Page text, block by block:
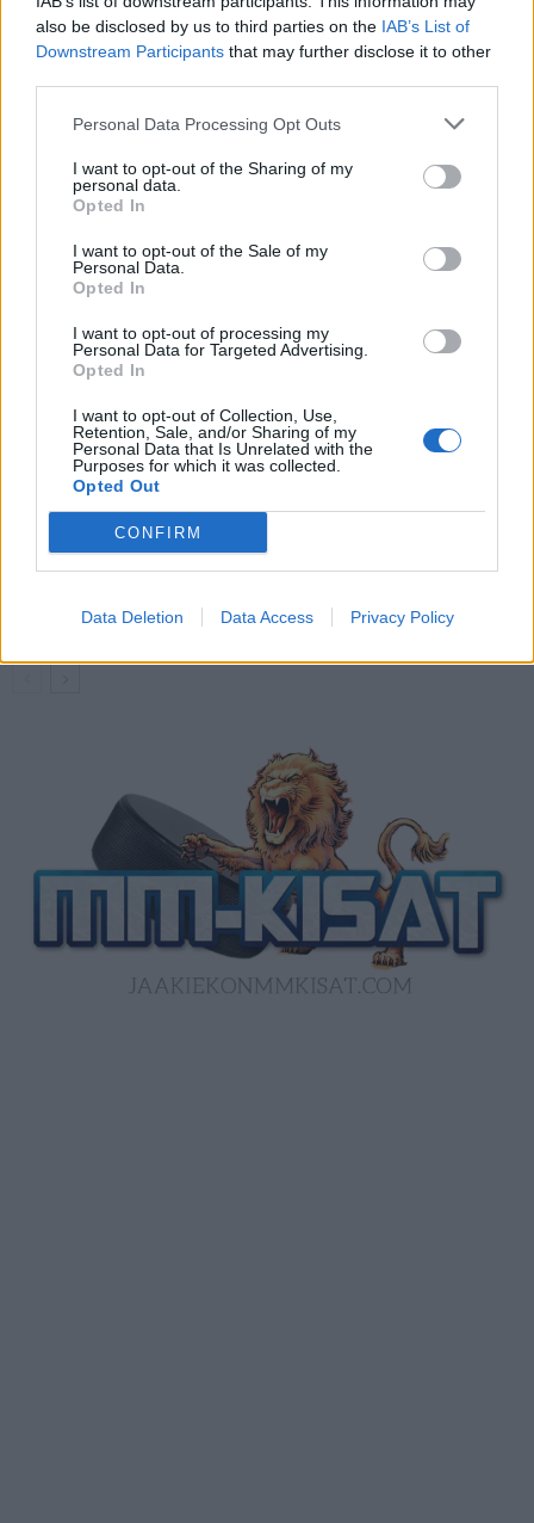
also be disclosed by us to third parties on the IAB’s List of
Downstream Participants that may further disclose it to other
Personal Data Processing Opt Outs
I want to opt-out of the Sharing of my
personal data.
Opted In
I want to opt-out of the Sale of my
Personal Data.
Opted In
I want to opt-out of processing my
Personal Data for Targeted Advertising.
Opted In
I want to opt-out of Collection, Use,
Retention, Sale, and/or Sharing of my
Personal Data that Is Unrelated with the
Purposes for which it was collected.
Opted Out
CONFIRM
Data Deletion Data Access Privacy Policy
Nuoret Leijonat sai helpottavan
voiton – tässä maalikooste
Ritchie kahdeksan ottelun
pelikieltoon
LIITTYVÄT ARTIKKELIT
Leijonat julkisti ketjut Sveitsi-peliin –
Aleksander Barkov tekee paluun
Venäläisveskari sekosi Suomen 2.
divisioonassa – sai samasta tilanteesta